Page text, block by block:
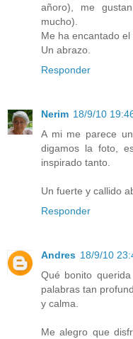
añoro), me
mucho).
Me ha encantado el
Un abrazo.
Responder
Nerim 18/9/10
A mi me parece
digamos la foto,
inspirado tanto.
Un fuerte y callido
Responder
Andres 18/9/10
Qué bonito
palabras tan
y calma.
Me alegro que